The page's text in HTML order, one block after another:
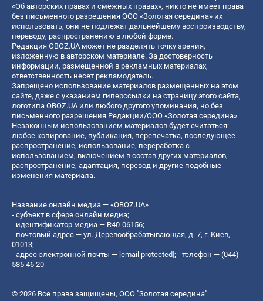
«Об авторских правах и смежных правах», никто не имеет права
без письменного разрешения ООО «Золотая середина» их
использовать, они не подлежат дальнейшему воспроизводству,
переводу, распространению в любой форме.
Редакция OBOZ.UA может не разделять точку зрения,
изложенную в авторском материале. За достоверность
информации, размещенной в рекламных материалах,
ответственность несет рекламодатель.
Запрещено использование материалов размещенных на этом
сайте, даже с указанием гиперссылки на страницу этого сайта,
логотипа OBOZ.UA или любого другого упоминания, но без
письменного разрешения Редакции/ООО «Золотая середина»
Незаконным использованием материалов будет считаться:
любое копирование, публикация, перепечатка, последующее
распространение, использование, переработка с
использованием, включением в состав других материалов,
распространение, адаптация, перевод и другие подобные
изменения материала.
Название онлайн медиа — «OBOZ.UA»
- субъект в сфере онлайн медиа;
- идентификатор медиа — R40-06156;
- почтовый адрес — ул. Деревообрабатывающая, д. 7, г. Киев,
01013;
- адрес электронной почты — [email protected]; - телефон — (044)
585 46 20
© 2026 Все права защищены, ООО "Золотая середина".